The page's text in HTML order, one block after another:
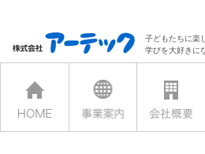
子どもたちに楽
学びを大好きに